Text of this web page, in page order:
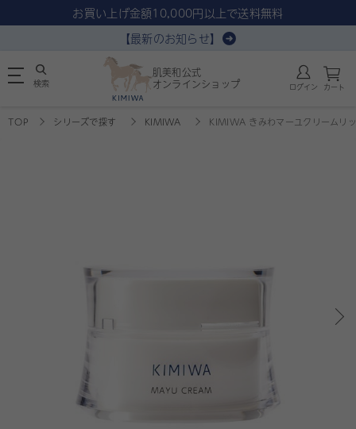
お買い上げ金額10,000円以上で送料無料
【最新のお知らせ】
肌美和公式
オンラインショップ
検索 ログイン カート
TOP シリーズで探す KIMIWA KIMIWA きみわマーユクリームリ